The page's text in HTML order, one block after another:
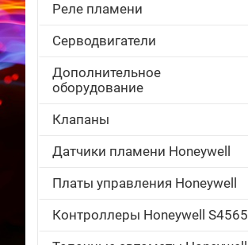
Реле пламени
Серводвигатели
Дополнительное
оборудование
Клапаны
Датчики пламени Honeywell
Платы управления Honeywell
Контроллеры Honeywell S4565